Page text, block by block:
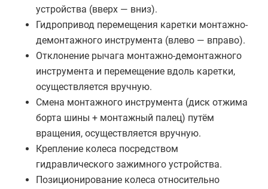
устройства (вверх ― вниз).
Гидропривод перемещения каретки монтажно-
демонтажного инструмента (влево ― вправо).
Отклонение рычага монтажно-демонтажного
инструмента и перемещение вдоль каретки,
осуществляется вручную.
Смена монтажного инструмента (диск отжима
борта шины + монтажный палец) путём
вращения, осуществляется вручную.
Крепление колеса посредством
гидравлического зажимного устройства.
Позиционирование колеса относительно